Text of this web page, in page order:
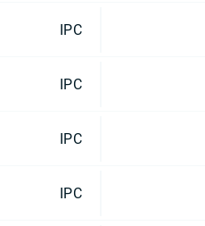
IPC
IPC
IPC
IPC